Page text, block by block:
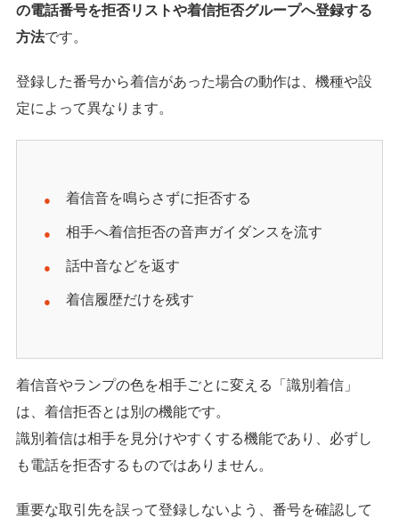
の電話番号を拒否リストや着信拒否グループへ登録する
方法です。
登録した番号から着信があった場合の動作は、機種や設
定によって異なります。
着信音を鳴らさずに拒否する
相手へ着信拒否の音声ガイダンスを流す
話中音などを返す
着信履歴だけを残す
着信音やランプの色を相手ごとに変える「識別着信」
は、着信拒否とは別の機能です。
識別着信は相手を見分けやすくする機能であり、必ずし
も電話を拒否するものではありません。
重要な取引先を誤って登録しないよう、番号を確認して